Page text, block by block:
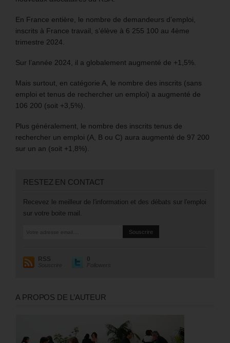
En France entière, le nombre de demandeurs d’emploi,
inscrits à France travail, s’élève à 6 255 100 au 4ème
trimestre 2024.
Sur l’année 2024, il a globalement augmenté de +1,5%.
Mais surtout, en catégorie A, le nombre des inscrits (sans
emploi et tenus de rechercher un emploi) a augmenté de
106 200 (soit +3,5%).
Plus généralement, le nombre des inscrits tenus de
rechercher un emploi (A, B ou C) aura augmenté de 97 200
sur un an (soit +1,8%).
RESTEZ EN CONTACT
Recevez le meilleur de l'information et des débats sur l'emploi
sur votre boite mail.
RSS
Souscrire
0
Followers
A PROPOS DE L’AUTEUR